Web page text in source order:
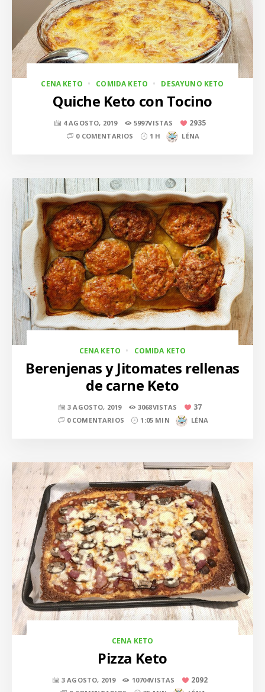
CENA KETO COMIDA KETO DESAYUNO KETO
Quiche Keto con Tocino
4 AGOSTO, 2019 5997VISTAS 2935
0 COMENTARIOS 1 H LÉNA
CENA KETO COMIDA KETO
Berenjenas y Jitomates rellenas
de carne Keto
3 AGOSTO, 2019 3068VISTAS 37
0 COMENTARIOS 1:05 MIN LÉNA
CENA KETO
Pizza Keto
3 AGOSTO, 2019 10704VISTAS 2092